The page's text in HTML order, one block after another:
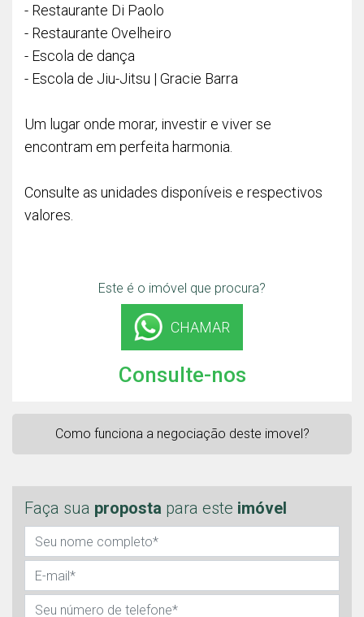
Faça sua proposta para este imóvel
- Restaurante Di Paolo
- Restaurante Ovelheiro
- Escola de dança
- Escola de Jiu-Jitsu | Gracie Barra
Um lugar onde morar, investir e viver se
encontram em perfeita harmonia.
Consulte as unidades disponíveis e respectivos
valores.
Este é o imóvel que procura?
CHAMAR
Consulte-nos
Como funciona a negociação deste imovel?